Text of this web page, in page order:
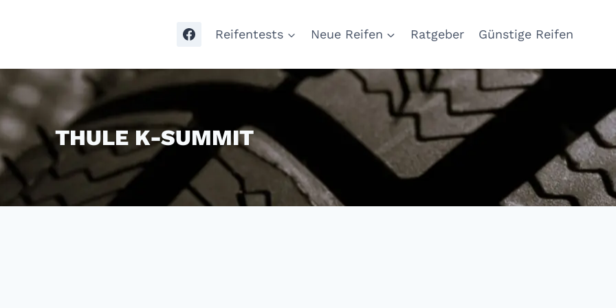
Reifentests Neue Reifen Ratgeber Günstige Reifen
THULE K-SUMMIT